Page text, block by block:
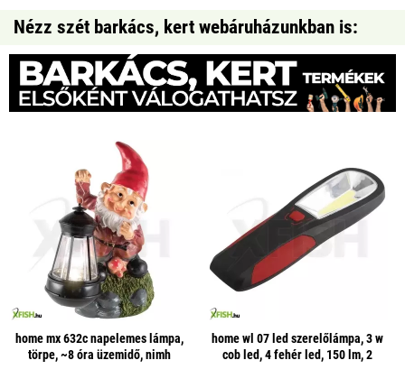
Nézz szét barkács, kert webáruházunkban is:
home mx 632c napelemes lámpa,
törpe, ~8 óra üzemidő, nimh
home wl 07 led szerelőlámpa, 3 w
cob led, 4 fehér led, 150 lm, 2